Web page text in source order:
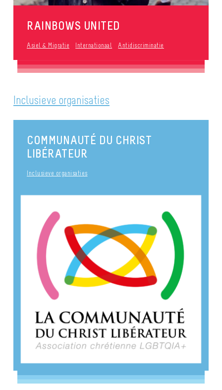
RAINBOWS UNITED
Asiel & Migratie Internationaal Antidiscriminatie
Inclusieve organisaties
COMMUNAUTÉ DU CHRIST
LIBÉRATEUR
Inclusieve organisaties